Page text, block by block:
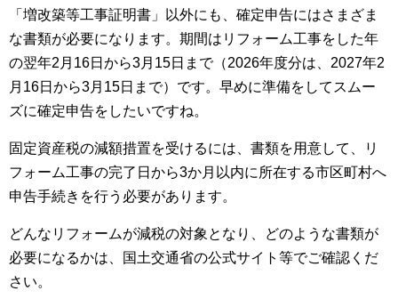
「増改築等工事証明書」以外にも、確定申告にはさまざま
な書類が必要になります。期間はリフォーム工事をした年
の翌年2月16日から3月15日まで（2026年度分は、2027年2
月16日から3月15日まで）です。早めに準備をしてスムー
ズに確定申告をしたいですね。
固定資産税の減額措置を受けるには、書類を用意して、リ
フォーム工事の完了日から3か月以内に所在する市区町村へ
申告手続きを行う必要があります。
どんなリフォームが減税の対象となり、どのような書類が
必要になるかは、国土交通省の公式サイト等でご確認くだ
さい。